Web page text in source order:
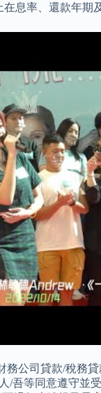
息率、還款年
公司貸款/稅務
吾等同意遵守